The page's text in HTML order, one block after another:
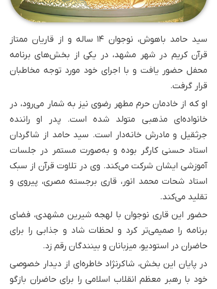
سید حامد باهوش، نوجوان ۱۴ ساله و از قاریان ممتاز
قرآن کریم در شهر مشهد، در یکی از بخش‌های برنامه
محفل حضور یافت و با اجرای خود مورد توجه مخاطبان
قرار گرفت.
او که از خادمان حرم مطهر رضوی نیز به شمار می‌رود، در
خانواده‌ای مذهبی متولد شده است. پدر او راننده
جرثقیل و مادرش خانه‌دار است. سید حامد از شاگردان
استاد حسنی کارگر بوده و به‌صورت مستمر در جلسات
آموزشی ایشان شرکت می‌کند. وی در تلاوت قرآن از سبک
استاد شحات محمد انور، قاری برجسته مصری، پیروی و
تقلید می‌کند.
حضور این قاری نوجوان با لهجه شیرین مشهدی، فضای
برنامه را صمیمی‌تر کرد و لحظات شاد و جذابی را برای
حاضران در استودیو، میزبانان و بینندگان رقم زد.
در پایان این بخش، شاکرنژاد خاطره‌ای از دیدار خصوصی
خود با رهبر معظم انقلاب اسلامی را برای حاضران بازگو